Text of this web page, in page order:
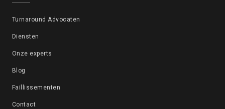
Turnaround Advocaten
Diensten
Onze experts
Blog
Faillissementen
Contact